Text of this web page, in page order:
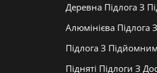
Підняті Підлоги З
Підлога З
Алюмінієва
Деревна Підлога З